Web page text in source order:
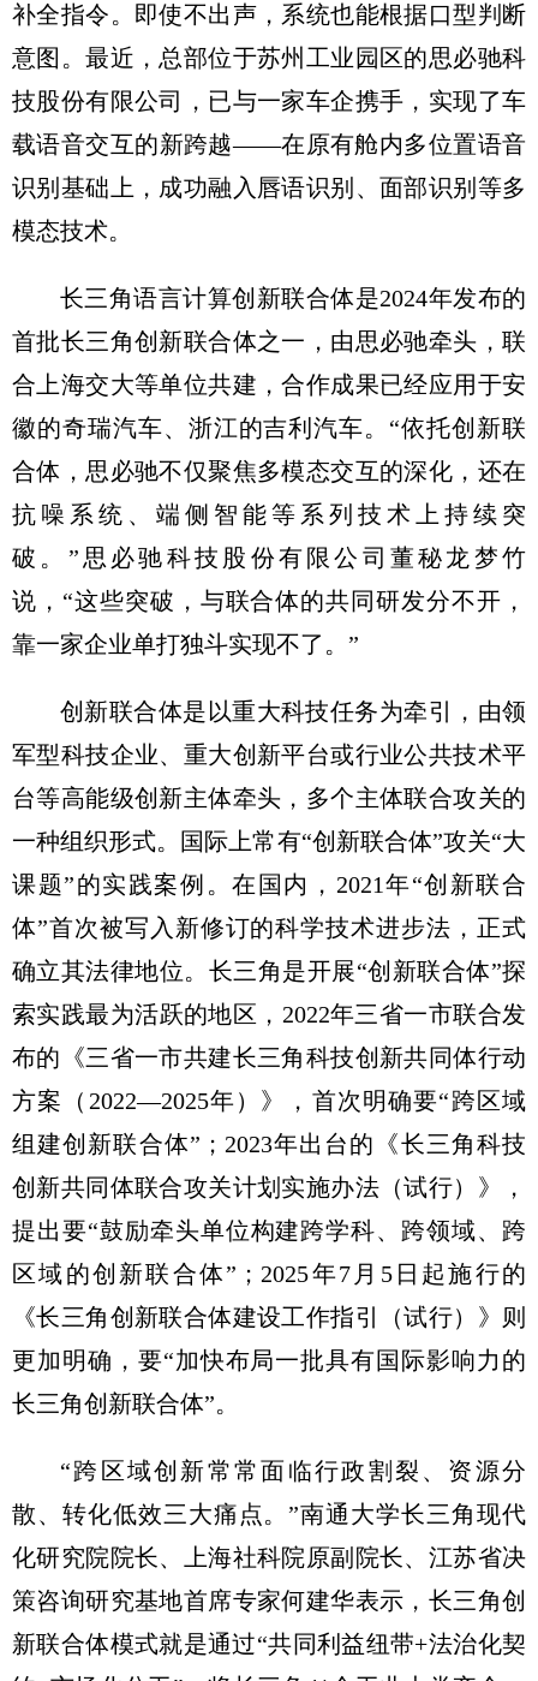
补全指令。即使不出声，系统也能根据口型判断
意图。最近，总部位于苏州工业园区的思必驰科
技股份有限公司，已与一家车企携手，实现了车
载语音交互的新跨越——在原有舱内多位置语音
识别基础上，成功融入唇语识别、面部识别等多
模态技术。
长三角语言计算创新联合体是2024年发布的
首批长三角创新联合体之一，由思必驰牵头，联
合上海交大等单位共建，合作成果已经应用于安
徽的奇瑞汽车、浙江的吉利汽车。“依托创新联
合体，思必驰不仅聚焦多模态交互的深化，还在
抗噪系统、端侧智能等系列技术上持续突
破。”思必驰科技股份有限公司董秘龙梦竹
说，“这些突破，与联合体的共同研发分不开，
靠一家企业单打独斗实现不了。”
创新联合体是以重大科技任务为牵引，由领
军型科技企业、重大创新平台或行业公共技术平
台等高能级创新主体牵头，多个主体联合攻关的
一种组织形式。国际上常有“创新联合体”攻关“大
课题”的实践案例。在国内，2021年“创新联合
体”首次被写入新修订的科学技术进步法，正式
确立其法律地位。长三角是开展“创新联合体”探
索实践最为活跃的地区，2022年三省一市联合发
布的《三省一市共建长三角科技创新共同体行动
方案（2022—2025年）》，首次明确要“跨区域
组建创新联合体”；2023年出台的《长三角科技
创新共同体联合攻关计划实施办法（试行）》，
提出要“鼓励牵头单位构建跨学科、跨领域、跨
区域的创新联合体”；2025年7月5日起施行的
《长三角创新联合体建设工作指引（试行）》则
更加明确，要“加快布局一批具有国际影响力的
长三角创新联合体”。
“跨区域创新常常面临行政割裂、资源分
散、转化低效三大痛点。”南通大学长三角现代
化研究院院长、上海社科院原副院长、江苏省决
策咨询研究基地首席专家何建华表示，长三角创
新联合体模式就是通过“共同利益纽带+法治化契